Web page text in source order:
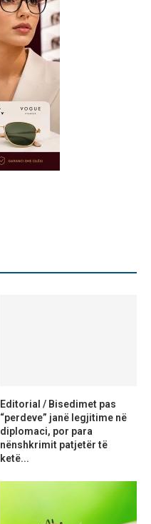
Editorial / Bisedimet pas
“perdeve” janë legjitime në
diplomaci, por para
nënshkrimit patjetër të
ketë...